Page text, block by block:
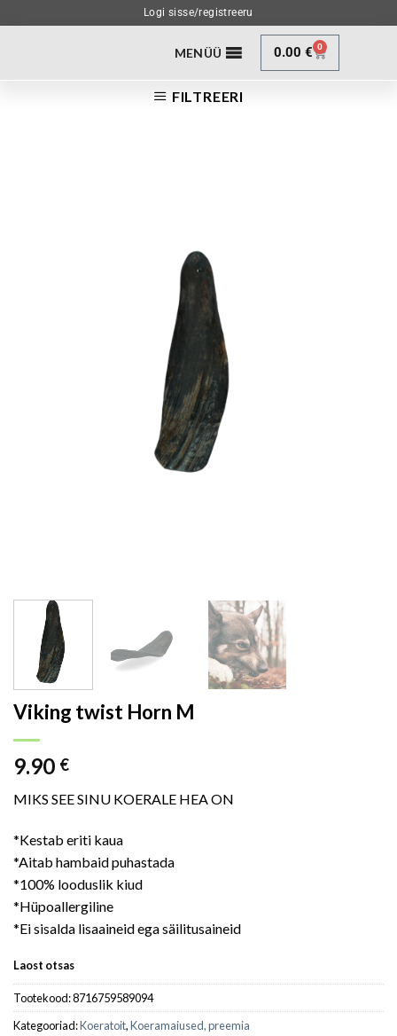
Logi sisse/registreeru
MENÜÜ 0.00€ 0
FILTREERI
Viking twist Horn M
9.90 €
MIKS SEE SINU KOERALE HEA ON
*Kestab eriti kaua
*Aitab hambaid puhastada
*100% looduslik kiud
*Hüpoallergiline
*Ei sisalda lisaaineid ega säilitusaineid
Laost otsas
Tootekood:8716759589094
Kategooriad:Koeratoit,Koeramaiused, preemia